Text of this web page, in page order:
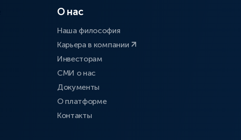
О нас
Наша философия
Карьера в компании
Инвесторам
СМИ о нас
Документы
О платформе
Контакты